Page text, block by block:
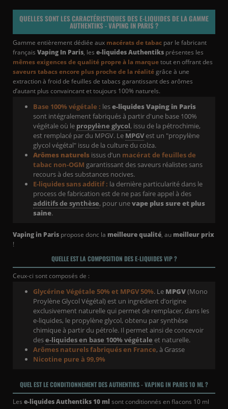
QUELLES SONT LES CARACTÉRISTIQUES DES E-LIQUIDES DE LA GAMME
AUTHENTIKS - VAPING IN PARIS ?
Gamme entièrement dédiée aux macérats de tabac par le fabricant
français Vaping In Paris, les e-liquides Authentiks présentes les
mêmes exigences de qualité propre à la marquetout en offrant des
saveurs tabacs encore plus proche de la réalité grâce à une
extraction à froid de feuilles de tabacs garantissant des arômes
d’autant plus convaincant et toujours 100% naturels.
Base 100% végétale : lese-liquides Vaping in Paris
sont intégralement fabriqués à partir d'une base 100%
végétale où le propylène glycol, issu de la pétrochimie,
est remplacé par du MPGV. Le MPGVest un "propylène
glycol végétal" issu de la culture du colza.
Arômes naturels issus d’un macérat de feuilles de
tabac non-OGM garantissant des saveurs réalistes sans
recours à des substances nocives.
E-liquides sans additif : la dernière particularité dans le
process de fabrication est de ne pas faire appel à des
additifs de synthèse, pour unevape plus sure et plus
saine.
Vaping in Paris propose donc la meilleure qualité, au meilleur prix
!
QUELLE EST LA COMPOSITION DES E-LIQUIDES VIP ?
Ceux-ci sont composés de :
Glycérine Végétale 50% et MPGV 50%. Le MPGV(Mono
Proylène Glycol Végétal) est un ingrédient d’origine
exclusivement naturelle qui permet de remplacer, dans les
e-liquides, le propylène glycol, obtenu par synthèse
chimique à partir du pétrole. Il permet ainsi de concevoir
dese-liquides en base 100% végétale et naturelle.
Arômes naturels fabriqués en France, à Grasse
Nicotine pure à 99,9%
QUEL EST LE CONDITIONNEMENT DES AUTHENTIKS - VAPING IN PARIS 10 ML ?
Les e-liquides Authentiks 10 ml sont conditionnés en flacons 10 ml